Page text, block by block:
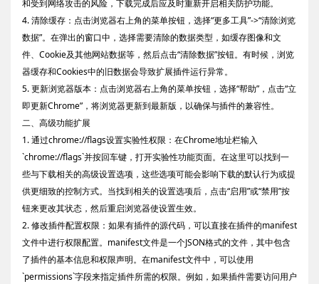
和受到网络攻击的风险，下载完成后应及时重新开启相关防护功能。
4. 清除缓存：点击浏览器右上角的菜单按钮，选择“更多工具”->“清除浏览
数据”。在弹出的窗口中，选择需要清除的数据类型，如缓存图像和文
件、Cookie及其他网站数据等，然后点击“清除数据”按钮。有时候，浏览
器缓存和Cookies中的旧数据会导致扩展插件运行异常。
5. 更新浏览器版本：点击浏览器右上角的菜单按钮，选择“帮助”，点击“立
即更新Chrome”，将浏览器更新到最新版，以确保与插件的兼容性。
二、高级功能扩展
1. 通过chrome://flags设置实验性权限：在Chrome地址栏输入
`chrome://flags`并按回车键，打开实验性功能页面。在这里可以找到一
些与下载相关的高级设置选项，这些选项可能会影响下载的默认行为或提
供更细致的控制方式。当找到相关的设置选项后，点击“启用”或“禁用”按
钮来更改其状态，然后重启浏览器使设置生效。
2. 修改插件配置权限：如果有插件的源代码，可以直接在插件的manifest
文件中进行权限配置。manifest文件是一个JSON格式的文件，其中包含
了插件的基本信息和权限声明。在manifest文件中，可以使用
`permissions`字段来指定插件所需的权限。例如，如果插件需要访问用户